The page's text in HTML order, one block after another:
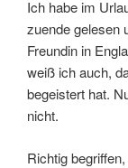
Ich habe im
zuende gelesen
Freundin in
weiß ich auch,
begeistert hat.
nicht.
Richtig